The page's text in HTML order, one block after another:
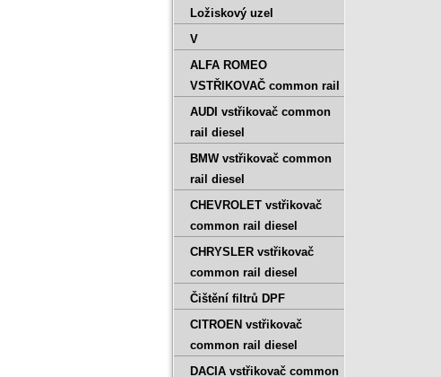
Ložiskový uzel
V
ALFA ROMEO
VSTŘIKOVAČ common rail
AUDI vstřikovač common
rail diesel
BMW vstřikovač common
rail diesel
CHEVROLET vstřikovač
common rail diesel
CHRYSLER vstřikovač
common rail diesel
Čištění filtrů DPF
CITROEN vstřikovač
common rail diesel
DACIA vstřikovač common